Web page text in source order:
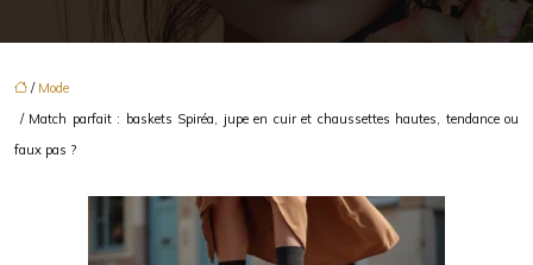
/ Mode
/ Match parfait : baskets Spiréa, jupe en cuir et chaussettes hautes, tendance ou
faux pas ?